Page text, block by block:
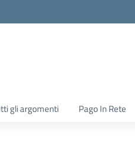
gli argomenti Pago In Rete